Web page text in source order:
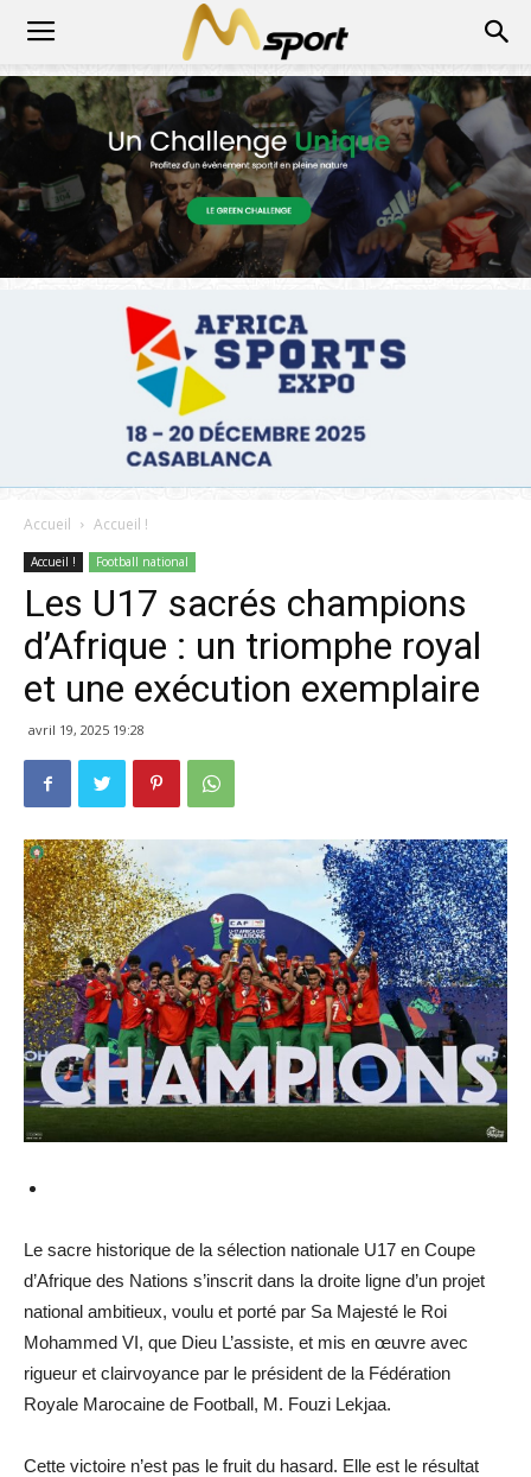
Accueil Accueil !
Accueil ! Football national
Les U17 sacrés champions
d’Afrique : un triomphe royal
et une exécution exemplaire
avril 19, 2025 19:28
Le sacre historique de la sélection nationale U17 en Coupe
d’Afrique des Nations s’inscrit dans la droite ligne d’un projet
national ambitieux, voulu et porté par Sa Majesté le Roi
Mohammed VI, que Dieu L’assiste, et mis en œuvre avec
rigueur et clairvoyance par le président de la Fédération
Royale Marocaine de Football, M. Fouzi Lekjaa.
Cette victoire n’est pas le fruit du hasard. Elle est le résultat